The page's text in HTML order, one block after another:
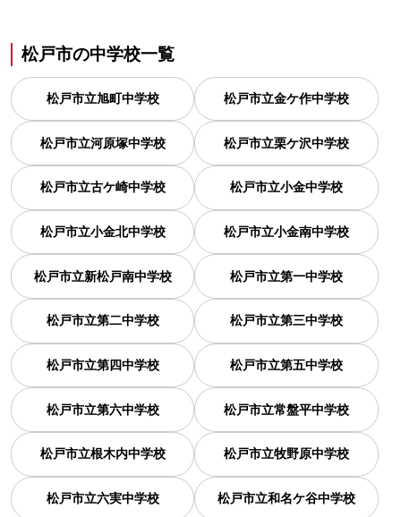
松戸市の中学校一覧
松戸市立旭町中学校 松戸市立金ケ作中学校
松戸市立河原塚中学校 松戸市立栗ケ沢中学校
松戸市立古ケ崎中学校 松戸市立小金中学校
松戸市立小金北中学校 松戸市立小金南中学校
松戸市立新松戸南中学校 松戸市立第一中学校
松戸市立第二中学校 松戸市立第三中学校
松戸市立第四中学校 松戸市立第五中学校
松戸市立第六中学校 松戸市立常盤平中学校
松戸市立根木内中学校 松戸市立牧野原中学校
松戸市立六実中学校 松戸市立和名ケ谷中学校